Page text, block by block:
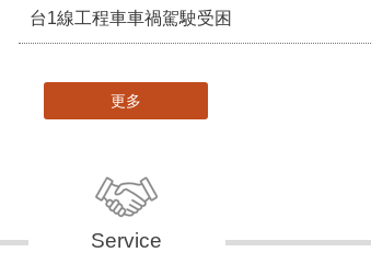
台1線工程車車禍駕駛受困
更多